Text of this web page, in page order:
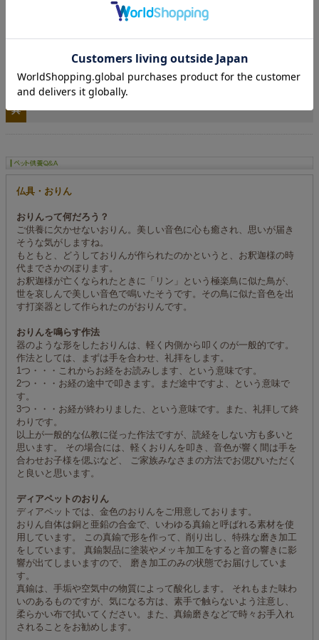
た
り
具
九谷焼銀彩 骨壷 3寸 横型安全ミニ香皿 紫鉄仙
仏具・おりん
おりんって何だろう？
ご供養に欠かせないおりん。美しい音色に心も癒され、思いが届き
そうな気がしますね。
もともと、どうしておりんが作られたのかというと、お釈迦様の時
代までさかのぼります。
お釈迦様が亡くなられたときに「リン」という極楽鳥に似た鳥が、
世を哀しんで美しい音色で鳴いたそうです。その鳥に似た音色を出
す打楽器として作られたのがおりんです。
おりんを鳴らす作法
器のような形をしたおりんは、軽く内側から叩くのが一般的です。
作法としては、まずは手を合わせ、礼拝をします。
1つ・・・これからお経をお読みします、という意味です。
2つ・・・お経の途中で叩きます。まだ途中ですよ、という意味で
す。
3つ・・・お経が終わりました、という意味です。また、礼拝して終
わりです。
以上が一般的な仏教に従った作法ですが、読経をしない方も多いと
思います。 その場合には、軽くおりんを叩き、音色が響く間は手を
合わせお子様を偲ぶなど、 ご家族みなさまの方法でお偲びいただく
と良いと思います。
ディアペットのおりん
ディアペットでは、金色のおりんをご用意しております。
おりん自体は銅と亜鉛の合金で、いわゆる真鍮と呼ばれる素材を使
用しています。 この真鍮で形を作って、削り出し、特殊な磨き加工
をしています。 真鍮製品に塗装やメッキ加工をすると音の響きに影
響が出てしまいますので、 磨き加工のみの状態でお届けしていま
す。
真鍮は、手垢や空気中の物質によって酸化します。 それもまた味わ
いのあるものですが、気になる方は、素手で触らないよう注意し、
柔らかい布で拭いてください。また、真鍮磨きなどで時々お手入れ
されることをお勧めします。